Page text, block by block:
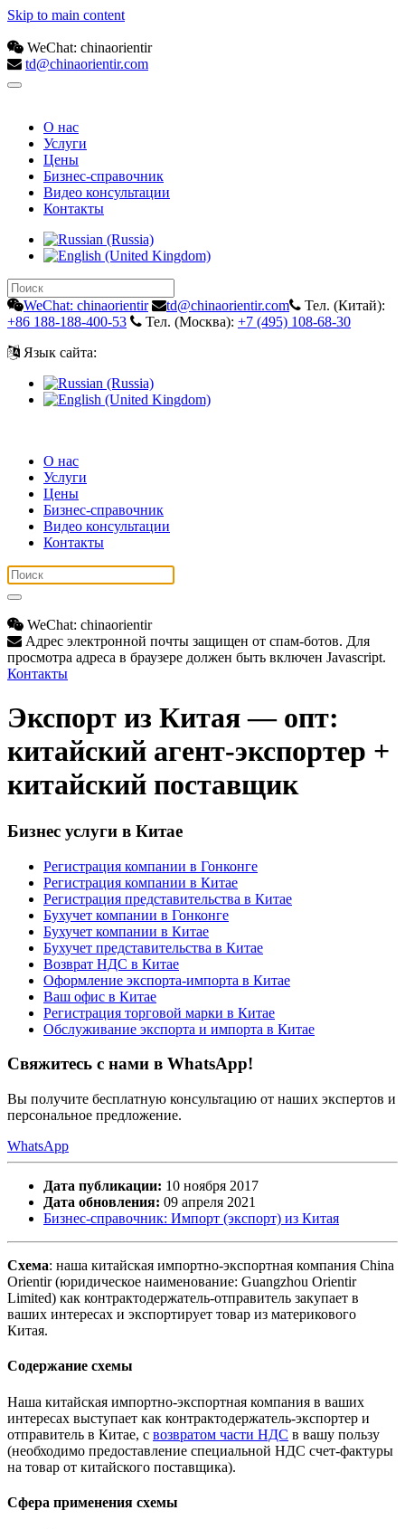
Skip to main content
WeChat: chinaorientir
td@chinaorientir.com
О нас
Услуги
Цены
Бизнес-справочник
Видео консультации
Контакты
WeChat: chinaorientir td@chinaorientir.com
Тел. (Китай):
+86 188-188-400-53
Тел. (Москва): +7 (495) 108-68-30
Язык сайта:
О нас
Услуги
Цены
Бизнес-справочник
Видео консультации
Контакты
WeChat: chinaorientir
Адрес электронной почты защищен от спам-ботов. Для
просмотра адреса в браузере должен быть включен Javascript.
Контакты
Экспорт из Китая — опт:
китайский агент-экспортер +
китайский поставщик
Бизнес услуги в Китае
Регистрация компании в Гонконге
Регистрация компании в Китае
Регистрация представительства в Китае
Бухучет компании в Гонконге
Бухучет компании в Китае
Бухучет представительства в Китае
Возврат НДС в Китае
Оформление экспорта-импорта в Китае
Ваш офис в Китае
Регистрация торговой марки в Китае
Обслуживание экспорта и импорта в Китае
Свяжитесь с нами в WhatsApp!
Вы получите бесплатную консультацию от наших экспертов и
персональное предложение.
WhatsApp
Дата публикации: 10 ноября 2017
Дата обновления: 09 апреля 2021
Бизнес-справочник: Импорт (экспорт) из Китая
Схема: наша китайская импортно-экспортная компания China
Orientir (юридическое наименование: Guangzhou Orientir
Limited) как контрактодержатель-отправитель закупает в
ваших интересах и экспортирует товар из материкового
Китая.
Содержание схемы
Наша китайская импортно-экспортная компания в ваших
интересах выступает как контрактодержатель-экспортер и
отправитель в Китае, с возвратом части НДС в вашу пользу
(необходимо предоставление специальной НДС счет-фактуры
на товар от китайского поставщика).
Сфера применения схемы